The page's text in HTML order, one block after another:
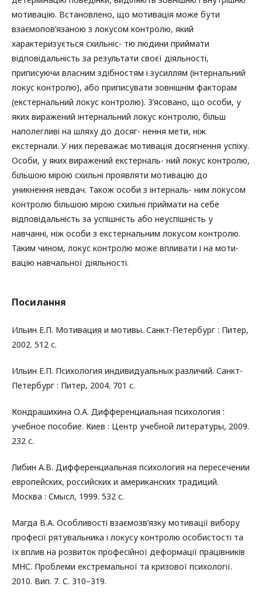
мотивацію. Встановлено, що мотивація може бути
взаємопов’язаною з локусом контролю, який
характеризується схильніс- тю людини приймати
відповідальність за результати своєї діяльності,
приписуючи власним здібностям і зусиллям (інтернальний
локус контролю), або приписувати зовнішнім факторам
(екстернальний локус контролю). З’ясовано, що особи, у
яких виражений інтернальний локус контролю, більш
наполегливі на шляху до досяг- нення мети, ніж
екстернали. У них переважає мотивація досягнення успіху.
Особи, у яких виражений екстерналь- ний локус контролю,
більшою мірою схильні проявляти мотивацію до
уникнення невдач. Також особи з інтерналь- ним локусом
контролю більшою мірою схильні приймати на себе
відповідальність за успішність або неуспішність у
навчанні, ніж особи з екстернальним локусом контролю.
Таким чином, локус контролю може впливати і на моти-
вацію навчальної діяльності.
Посилання
Ильин Е.П. Мотивация и мотивы. Санкт-Петербург : Питер,
2002. 512 с.
Ильин Е.П. Психология индивидуальных различий. Санкт-
Петербург : Питер, 2004. 701 с.
Кондрашихина О.А. Дифференциальная психология :
учебное пособие. Киев : Центр учебной литературы, 2009.
232 с.
Либин А.В. Дифференциальная психология на пересечении
европейских, российских и американских традиций.
Москва : Смысл, 1999. 532 с.
Магда В.А. Особливості взаємозв’язку мотивації вибору
професії рятувальника і локусу контролю особистості та
їх вплив на розвиток професійної деформації працівників
МНС. Проблеми екстремальної та кризової психології.
2010. Вип. 7. С. 310–319.